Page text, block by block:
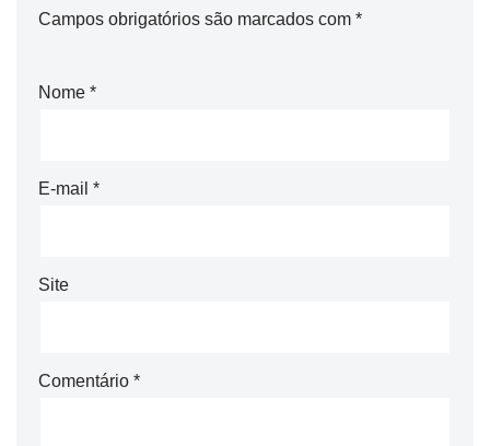
Campos obrigatórios são marcados com *
Nome *
E-mail *
Site
Comentário *